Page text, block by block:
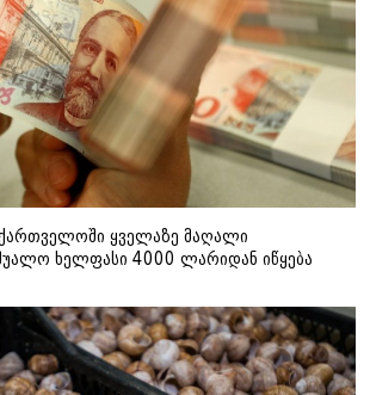
ყველაზე მაღალი
ხელფასი 4000 ლარიდან იწყება